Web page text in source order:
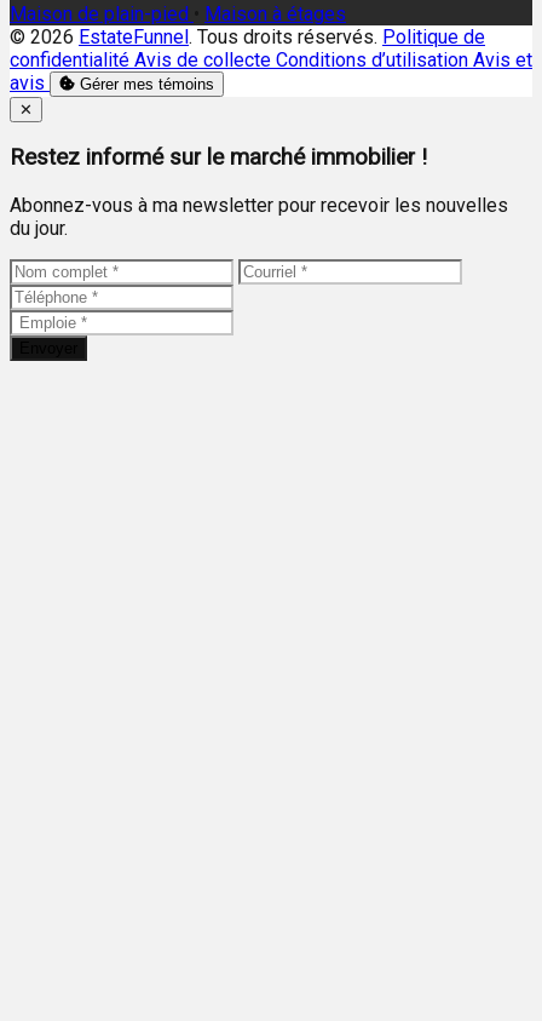
Maison de plain-pied
Maison à étages
© 2026 EstateFunnel. Tous droits réservés. Politique de
confidentialité Avis de collecte Conditions d’utilisation Avis et
avis
Gérer mes témoins
Close
✕
Restez informé sur le marché immobilier !
Abonnez-vous à ma newsletter pour recevoir les nouvelles
du jour.